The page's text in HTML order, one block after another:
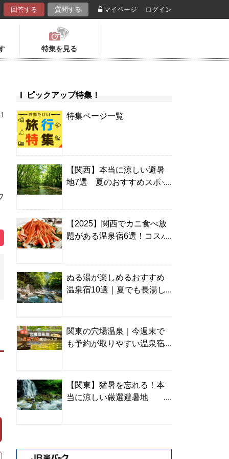
回答する 質問する マイページ ログイン
特集を見る
ピックアップ特集！
特集ページ一覧
【関西】本当に涼しい避暑
地7選 夏のおすすめスポッ
【2025】関西でカニ食べ放
題がある温泉宿6選！コスパ
ぬる湯が楽しめるおすすめ
温泉宿10選｜夏でも長湯し
関東の穴場温泉｜今週末で
も予約が取りやすい温泉宿
【関東】猛暑を忘れる！本
当に涼しい厳選避暑地